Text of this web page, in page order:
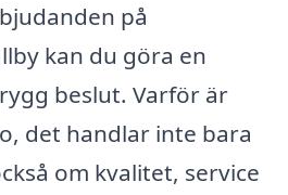
på
kan du göra en
beslut. Varför är
det handlar inte bara
om kvalitet, service